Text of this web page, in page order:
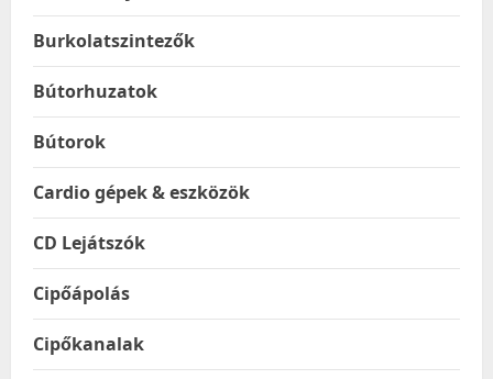
Burkolatszintezők
Bútorhuzatok
Bútorok
Cardio gépek & eszközök
CD Lejátszók
Cipőápolás
Cipőkanalak